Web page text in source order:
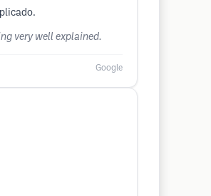
very well explained.
Google